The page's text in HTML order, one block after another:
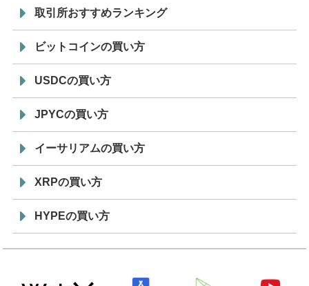
取引所おすすめランキング
ビットコインの買い方
USDCの買い方
JPYCの買い方
イーサリアムの買い方
XRPの買い方
HYPEの買い方